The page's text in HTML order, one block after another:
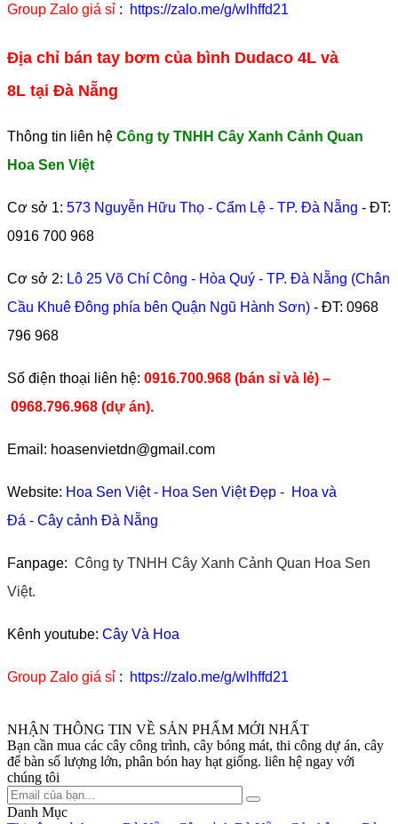
Group Zalo giá sỉ : https://zalo.me/g/wlhffd21
Địa chỉ bán tay bơm của bình Dudaco 4L và
8L tại Đà Nẵng
Thông tin liên hệ Công ty TNHH Cây Xanh Cảnh Quan
Hoa Sen Việt
Cơ sở 1: 573 Nguyễn Hữu Thọ - Cẩm Lệ - TP. Đà Nẵng - ĐT:
0916 700 968
Cơ sở 2: Lô 25 Võ Chí Công - Hòa Quý - TP. Đà Nẵng (Chân
Cầu Khuê Đông phía bên Quận Ngũ Hành Sơn) - ĐT: 0968
796 968
​Số điện thoại liên hệ: 0916.700.968 (bán sỉ và lẻ) –
0968.796.968 (dự án).
Email: hoasenvietdn@gmail.com
Website: Hoa Sen Việt- Hoa Sen Việt Đẹp - Hoa và
Đá - Cây cảnh Đà Nẵng
Fanpage: Công ty TNHH Cây Xanh Cảnh Quan Hoa Sen
Việt.
Kênh youtube: Cây Và Hoa
Group Zalo giá sỉ : https://zalo.me/g/wlhffd21
NHẬN THÔNG TIN VỀ SẢN PHẨM MỚI NHẤT
Bạn cần mua các cây công trình, cây bóng mát, thi công dự án, cây
để bàn số lượng lớn, phân bón hay hạt giống. liên hệ ngay với
chúng tôi
Danh Mục